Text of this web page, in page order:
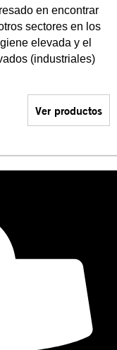
en encontrar
sectores en los
elevada y el
(industriales)
Ver productos